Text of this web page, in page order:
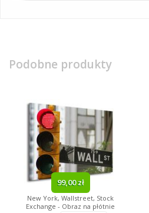
Podobne produkty
99,00 zł
New York, Wallstreet, Stock
Exchange - Obraz na płótnie